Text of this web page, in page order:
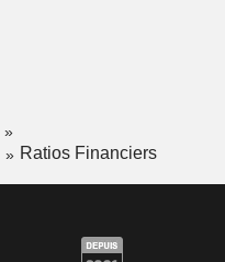
Ratios Financiers